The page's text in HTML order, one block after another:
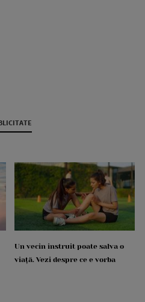
Un vecin instruit poate salva o
viață. Vezi despre ce e vorba